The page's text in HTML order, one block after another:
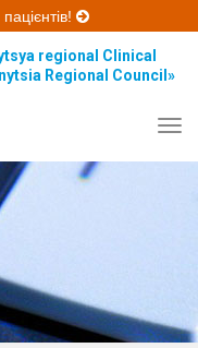
regional Clinical
Regional Council»